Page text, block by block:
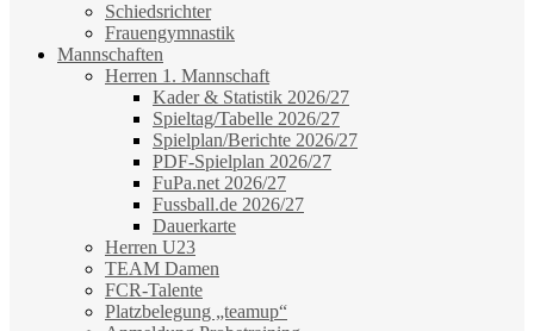
Schiedsrichter
Frauengymnastik
Mannschaften
Herren 1. Mannschaft
Kader & Statistik 2026/27
Spieltag/Tabelle 2026/27
Spielplan/Berichte 2026/27
PDF-Spielplan 2026/27
FuPa.net 2026/27
Fussball.de 2026/27
Dauerkarte
Herren U23
TEAM Damen
FCR-Talente
Platzbelegung „teamup“